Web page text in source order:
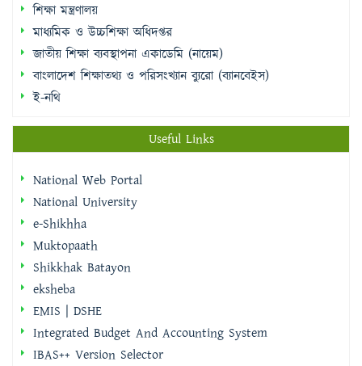
শিক্ষা মন্ত্রণালয়
মাধ্যমিক ও উচ্চশিক্ষা অধিদপ্তর
জাতীয় শিক্ষা ব্যবস্থাপনা একাডেমি (নায়েম)
বাংলাদেশ শিক্ষাতথ্য ও পরিসংখ্যান ব্যুরো (ব্যানবেইস)
ই-নথি
Useful Links
National Web Portal
National University
e-Shikhha
Muktopaath
Shikkhak Batayon
eksheba
EMIS | DSHE
Integrated Budget And Accounting System
IBAS++ Version Selector